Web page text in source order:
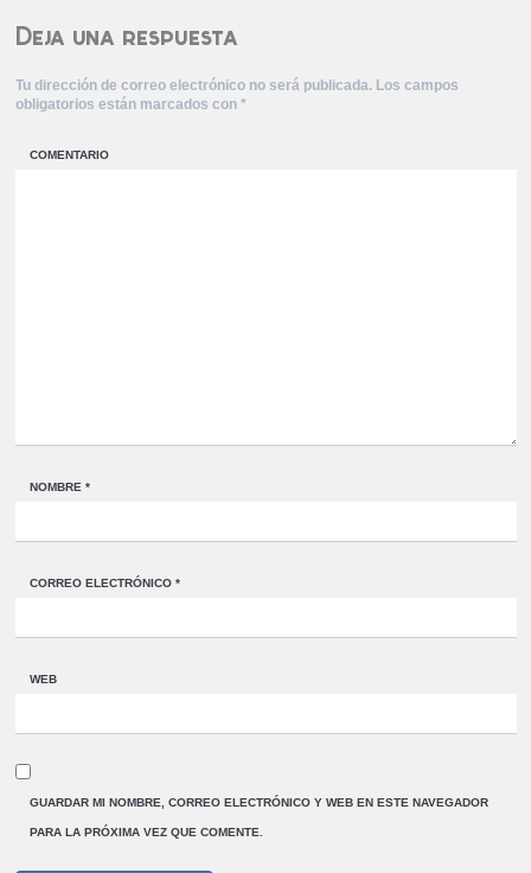
Deja una respuesta
Tu dirección de correo electrónico no será publicada.Los campos
obligatorios están marcados con *
COMENTARIO
NOMBRE *
CORREO ELECTRÓNICO *
WEB
GUARDAR MI NOMBRE, CORREO ELECTRÓNICO Y WEB EN ESTE NAVEGADOR
PARA LA PRÓXIMA VEZ QUE COMENTE.